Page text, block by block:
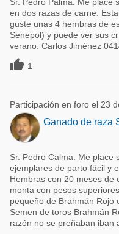
en dos razas de carne.
guste unas 4 hembras de
Senepol) y puede ver sus
verano. Carlos Jiménez
 1
Participación en foro el 23
Ganado de raza
Sr. Pedro Calma. Me place
ejemplares de parto fácil y
Hembras con 20 meses de
monta con pesos
pequeño de Brahmán Rojo
Semen de toros Brahmán
razón no se preñaban iban